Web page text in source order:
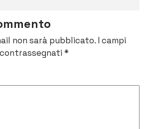
non sarà pubblicato. I campi
*